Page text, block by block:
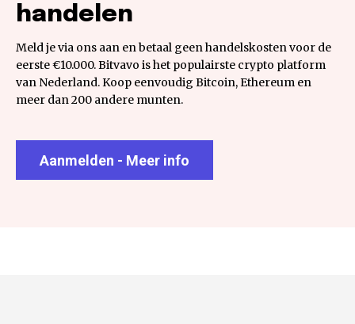
handelen
Meld je via ons aan en betaal geen handelskosten voor de
eerste €10.000. Bitvavo is het populairste crypto platform
van Nederland. Koop eenvoudig Bitcoin, Ethereum en
meer dan 200 andere munten.
Aanmelden - Meer info